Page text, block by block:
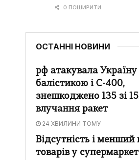
0 ПОШИРИТИ
ОСТАННІ НОВИНИ
рф атакувала Україну
балістикою і С-400,
знешкоджено 135 зі
влучання ракет
24 ХВИЛИНИ ТОМУ
Відсутність і менший
товарів у